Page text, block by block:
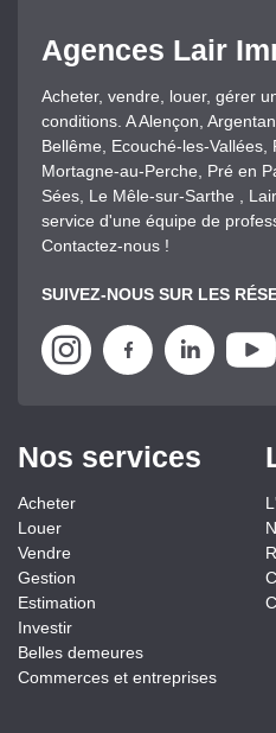
Agences Lair
Acheter, vendre, louer, gérer
conditions. A Alençon,
Bellême, Ecouché-les-Vallées,
Mortagne-au-Perche, Pré en
Sées, Le Mêle-sur-Sarthe ,
service d'une équipe de
Contactez-nous !
SUIVEZ-NOUS SUR LES
Nos services
Acheter
Louer
Vendre
Gestion
Estimation
Investir
Belles demeures
Commerces et entreprises